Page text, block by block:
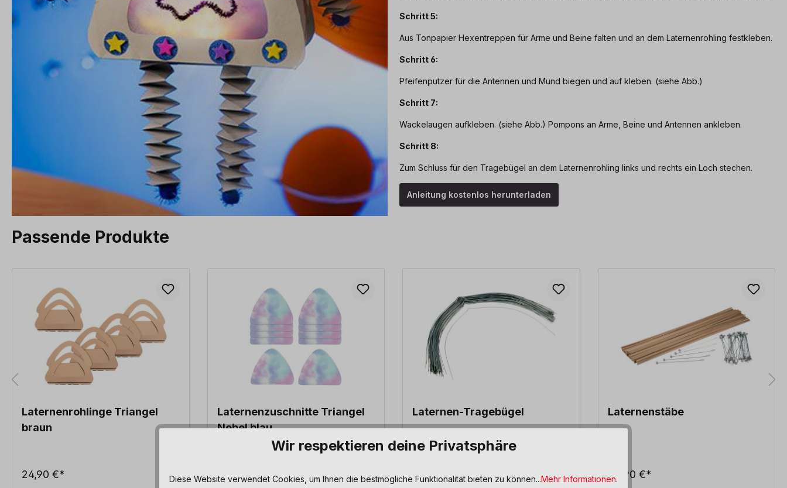
Schritt 5:
Aus Tonpapier Hexentreppen für Arme und Beine falten und an dem Laternenrohling festkleben.
Schritt 6:
Pfeifenputzer für die Antennen und Mund biegen und auf kleben. (siehe Abb.)
Schritt 7:
Wackelaugen aufkleben. (siehe Abb.) Pompons an Arme, Beine und Antennen ankleben.
Schritt 8:
Zum Schluss für den Tragebügel an dem Laternenrohling links und rechts ein Loch stechen.
Anleitung kostenlos herunterladen
Passende Produkte
Laternenrohlinge Triangel
braun
24,90 €*
Laternenzuschnitte Triangel
Nebel blau
7,90 €*
Laternen-Tragebügel
11,20 €*
Laternenstäbe
25,90 €*
Wir respektieren deine Privatsphäre
Diese Website verwendet Cookies, um Ihnen die bestmögliche Funktionalität bieten zu können...Mehr Informationen.